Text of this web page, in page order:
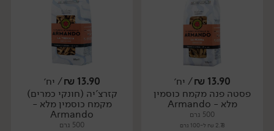
יח׳ יח׳
13.90
₪/ יח׳
פסטה פנה מקמח כוסמין
מלא - Armando
500 גרם
2.78 ₪ ל-100 גרם
13.90
₪/ יח׳
קזרצ'יה (חונקי כמרים)
מקמח כוסמין מלא -
Armando
500 גרם